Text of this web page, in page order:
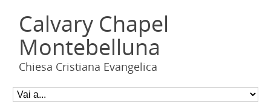
Calvary Chapel
Montebelluna
Chiesa Cristiana Evangelica